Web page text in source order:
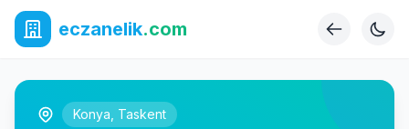
eczanelik.com
Konya Taskent